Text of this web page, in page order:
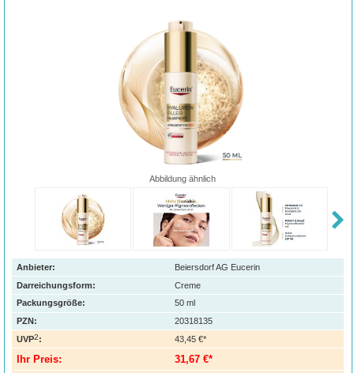
Abbildung ähnlich
Anbieter:
Beiersdorf AG Eucerin
Darreichungsform:
Creme
Packungsgröße:
50 ml
PZN:
20318135
UVP2: 43,45 €*
Ihr Preis: 31,67 €*